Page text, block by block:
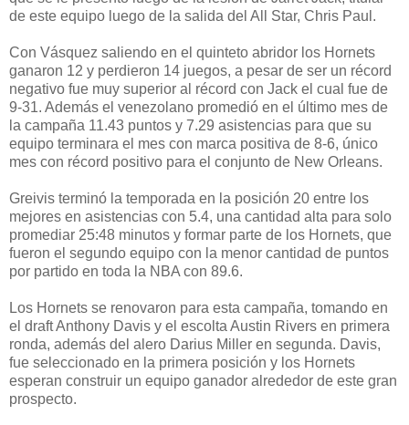
de este equipo luego de la salida del All Star, Chris Paul.
Con Vásquez saliendo en el quinteto abridor los Hornets
ganaron 12 y perdieron 14 juegos, a pesar de ser un récord
negativo fue muy superior al récord con Jack el cual fue de
9-31. Además el venezolano promedió en el último mes de
la campaña 11.43 puntos y 7.29 asistencias para que su
equipo terminara el mes con marca positiva de 8-6, único
mes con récord positivo para el conjunto de New Orleans.
Greivis terminó la temporada en la posición 20 entre los
mejores en asistencias con 5.4, una cantidad alta para solo
promediar 25:48 minutos y formar parte de los Hornets, que
fueron el segundo equipo con la menor cantidad de puntos
por partido en toda la NBA con 89.6.
Los Hornets se renovaron para esta campaña, tomando en
el draft Anthony Davis y el escolta Austin Rivers en primera
ronda, además del alero Darius Miller en segunda. Davis,
fue seleccionado en la primera posición y los Hornets
esperan construir un equipo ganador alrededor de este gran
prospecto.